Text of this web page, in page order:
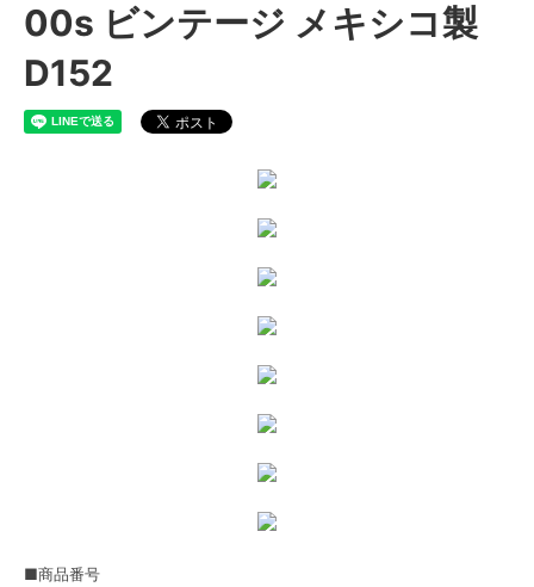
00s ビンテージ メキシコ製
D152
■商品番号